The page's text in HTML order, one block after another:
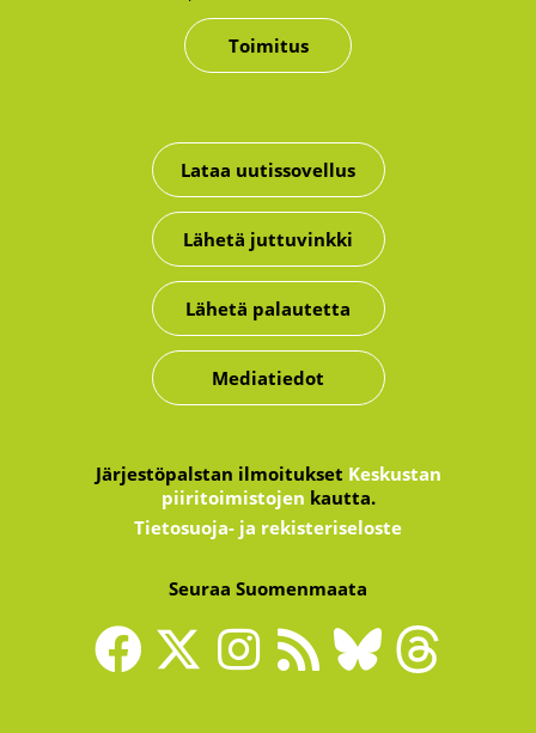
Toimitus
Lataa uutissovellus
Lähetä juttuvinkki
Lähetä palautetta
Mediatiedot
Järjestöpalstan ilmoitukset Keskustan
piiritoimistojen kautta.
Tietosuoja- ja rekisteriseloste
Seuraa Suomenmaata